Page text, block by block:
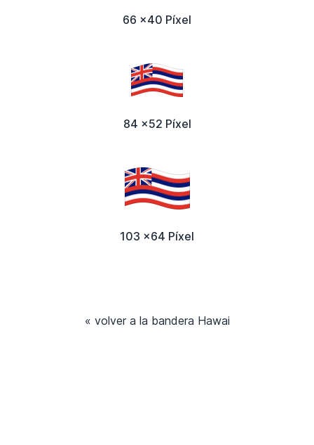
66 x40 Píxel
84 x52 Píxel
103 x64 Píxel
« volver a la bandera Hawai